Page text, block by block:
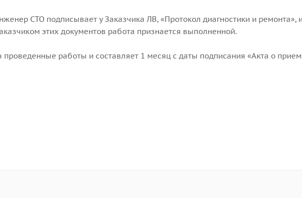
СТО подписывает у Заказчика ЛВ, «Протокол диагностики и
этих документов работа признается выполненной.
проведенные работы и составляет 1 месяц с даты подписания «Акта о